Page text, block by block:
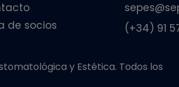
de socios
(+34) 91
y Estética. Todos los